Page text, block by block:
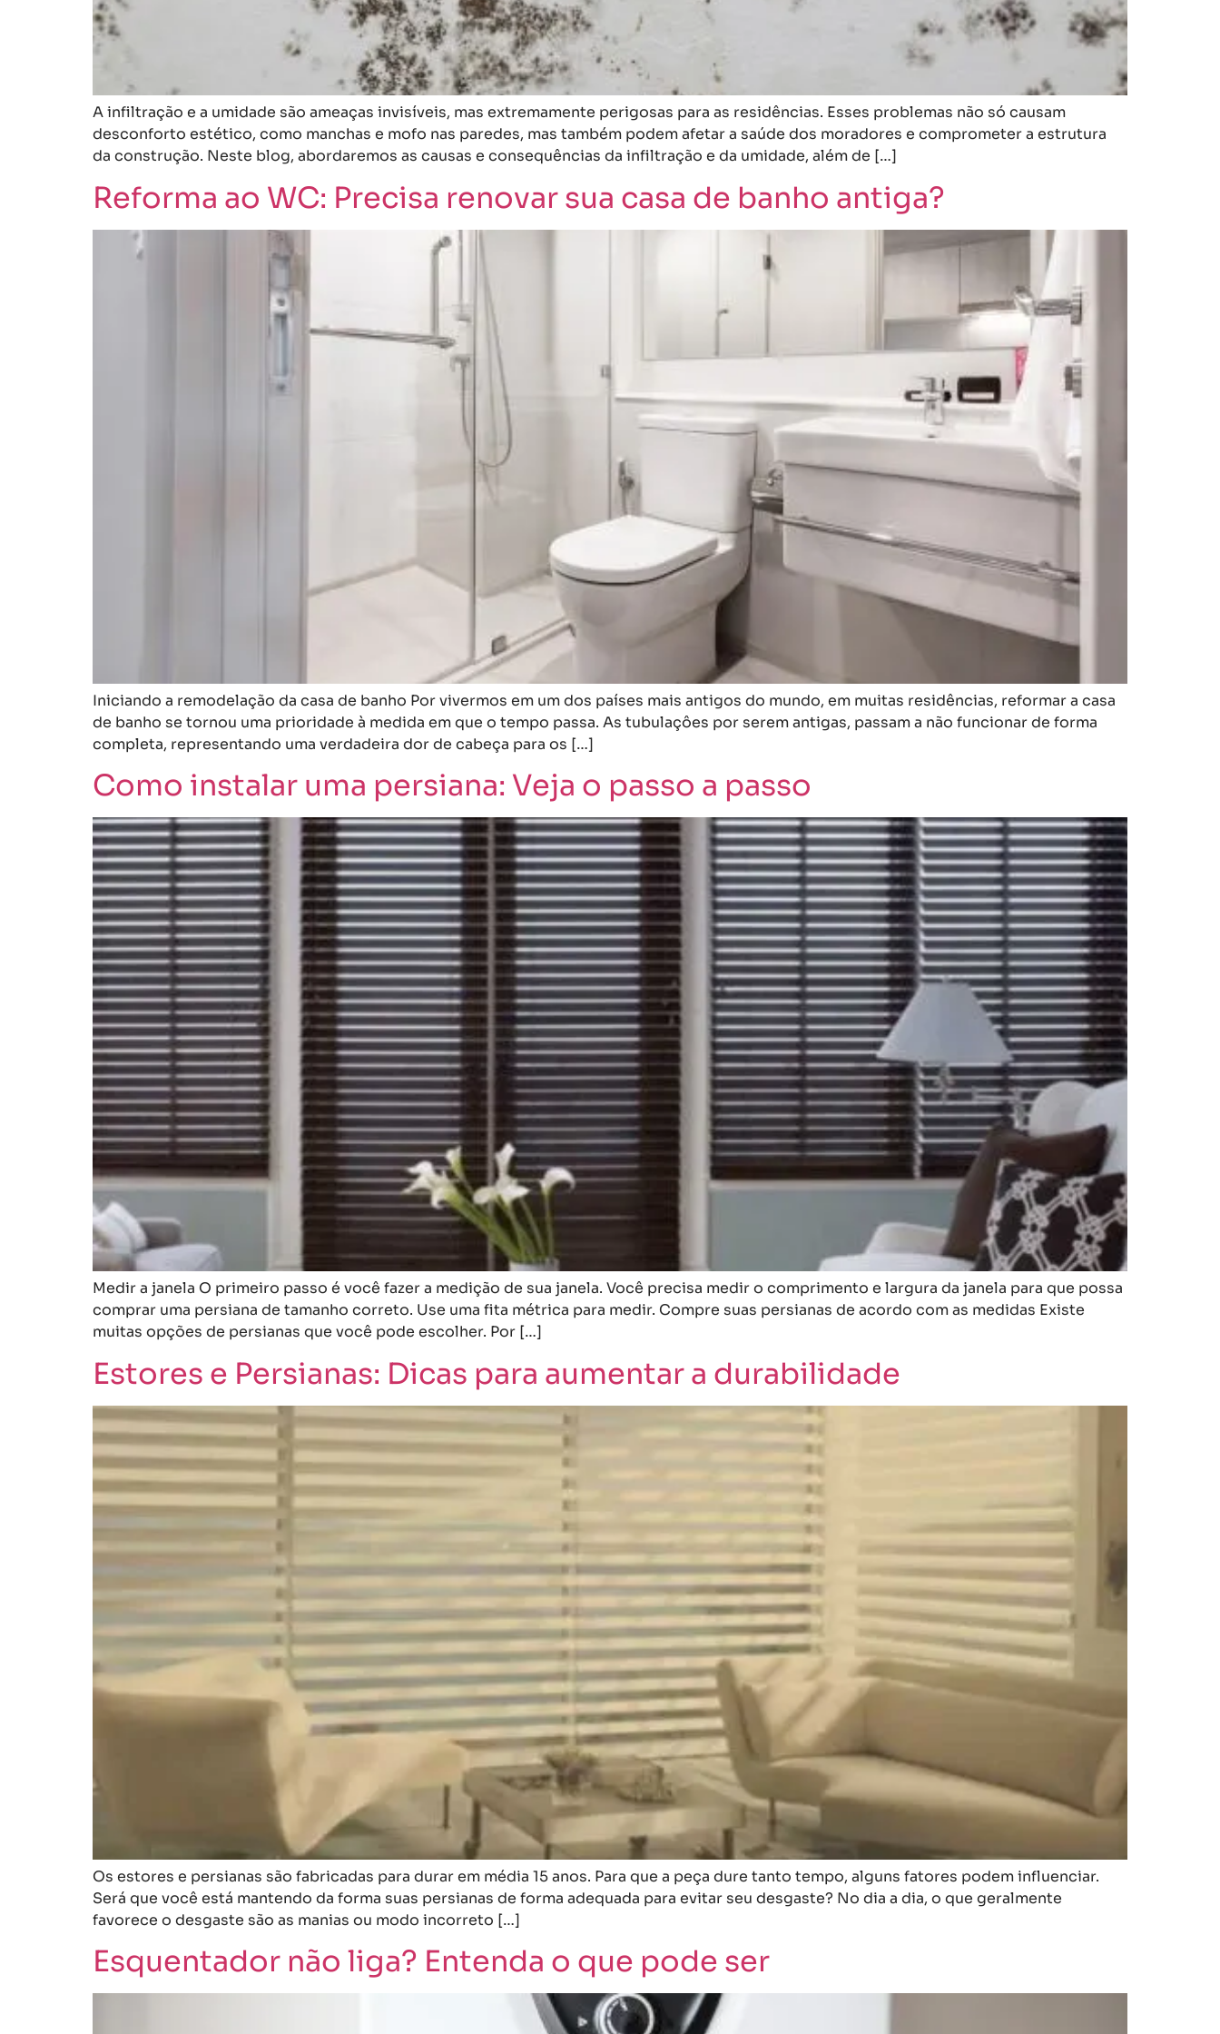
A infiltração e a umidade são ameaças invisíveis, mas extremamente perigosas para as residências. Esses problemas não só causam
desconforto estético, como manchas e mofo nas paredes, mas também podem afetar a saúde dos moradores e comprometer a estrutura
da construção. Neste blog, abordaremos as causas e consequências da infiltração e da umidade, além de […]
Reforma ao WC: Precisa renovar sua casa de banho antiga?
Iniciando a remodelação da casa de banho Por vivermos em um dos países mais antigos do mundo, em muitas residências, reformar a casa
de banho se tornou uma prioridade à medida em que o tempo passa. As tubulaçôes por serem antigas, passam a não funcionar de forma
completa, representando uma verdadeira dor de cabeça para os […]
Como instalar uma persiana: Veja o passo a passo
Medir a janela O primeiro passo é você fazer a medição de sua janela. Você precisa medir o comprimento e largura da janela para que possa
comprar uma persiana de tamanho correto. Use uma fita métrica para medir. Compre suas persianas de acordo com as medidas Existe
muitas opções de persianas que você pode escolher. Por […]
Estores e Persianas: Dicas para aumentar a durabilidade
Os estores e persianas são fabricadas para durar em média 15 anos. Para que a peça dure tanto tempo, alguns fatores podem influenciar.
Será que você está mantendo da forma suas persianas de forma adequada para evitar seu desgaste? No dia a dia, o que geralmente
favorece o desgaste são as manias ou modo incorreto […]
Esquentador não liga? Entenda o que pode ser